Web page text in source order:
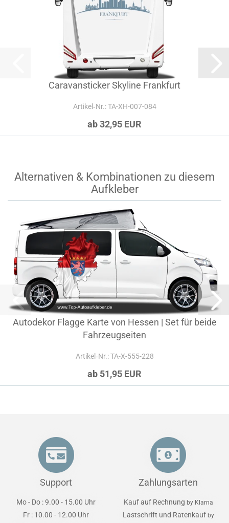
Caravansticker Skyline Frankfurt
Artikel‑Nr.: TA-XH-007-084
ab 32,95 EUR
Alternativen & Kombinationen zu diesem
Aufkleber
Autodekor Flagge Karte von Hessen | Set für beide
Fahrzeugseiten
Artikel‑Nr.: TA-X-555-228
ab 51,95 EUR
Support
Mo - Do : 9.00 - 15.00 Uhr
Fr : 10.00 - 12.00 Uhr
Zahlungsarten
Kauf auf Rechnung by Klarna
Lastschrift und Ratenkauf by